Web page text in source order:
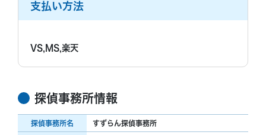
支払い方法
VS,MS,楽天
探偵事務所情報
探偵事務所名 すずらん探偵事務所